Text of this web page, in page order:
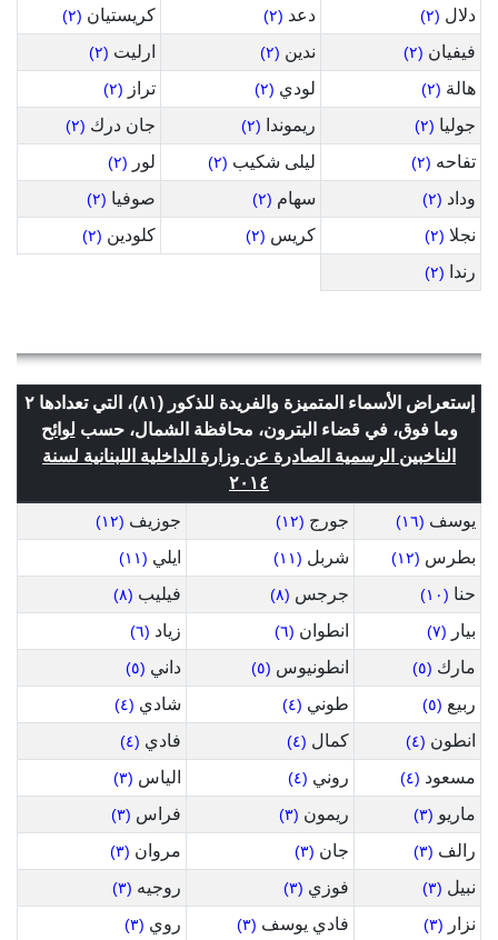
دلال (٢) دعد (٢) كريستيان (٢)
فيفيان (٢) ندين (٢) ارليت (٢)
هالة (٢) لودي (٢) تراز (٢)
جوليا (٢) ريموندا (٢) جان درك (٢)
تفاحه (٢) ليلى شكيب (٢) لور (٢)
وداد (٢) سهام (٢) صوفيا (٢)
نجلا (٢) كريس (٢) كلودين (٢)
رندا (٢)
إستعراض الأسماء المتميزة والفريدة للذكور (٨١)، التي تعدادها ٢
وما فوق، في قضاء البترون، محافظة الشمال، حسب لوائح
الناخبين الرسمية الصادرة عن وزارة الداخلية اللبنانية لسنة
٢٠١٤
يوسف (١٦) جورج (١٢) جوزيف (١٢)
بطرس (١٢) شربل (١١) ايلي (١١)
حنا (١٠) جرجس (٨) فيليب (٨)
بيار (٧) انطوان (٦) زياد (٦)
مارك (٥) انطونيوس (٥) داني (٥)
ربيع (٥) طوني (٤) شادي (٤)
انطون (٤) كمال (٤) فادي (٤)
مسعود (٤) روني (٤) الياس (٣)
ماريو (٣) ريمون (٣) فراس (٣)
رالف (٣) جان (٣) مروان (٣)
نبيل (٣) فوزي (٣) روجيه (٣)
نزار (٣) فادي يوسف (٣) روي (٣)